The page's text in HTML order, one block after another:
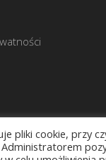
pliki cookie, przy